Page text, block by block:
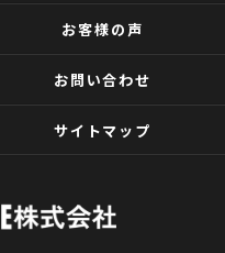
お客様の声
お問い合わせ
サイトマップ